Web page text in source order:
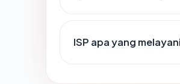
ISP apa yang